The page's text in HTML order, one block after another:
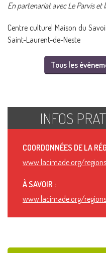
En partenariat avec Le Parvis et
Centre culturel Maison du
Saint-Laurent-de-Neste
Tous les
INFOS
COORDONNÉES DE LA
www.lacimade.org/
À SAVOIR :
www.lacimade.org/